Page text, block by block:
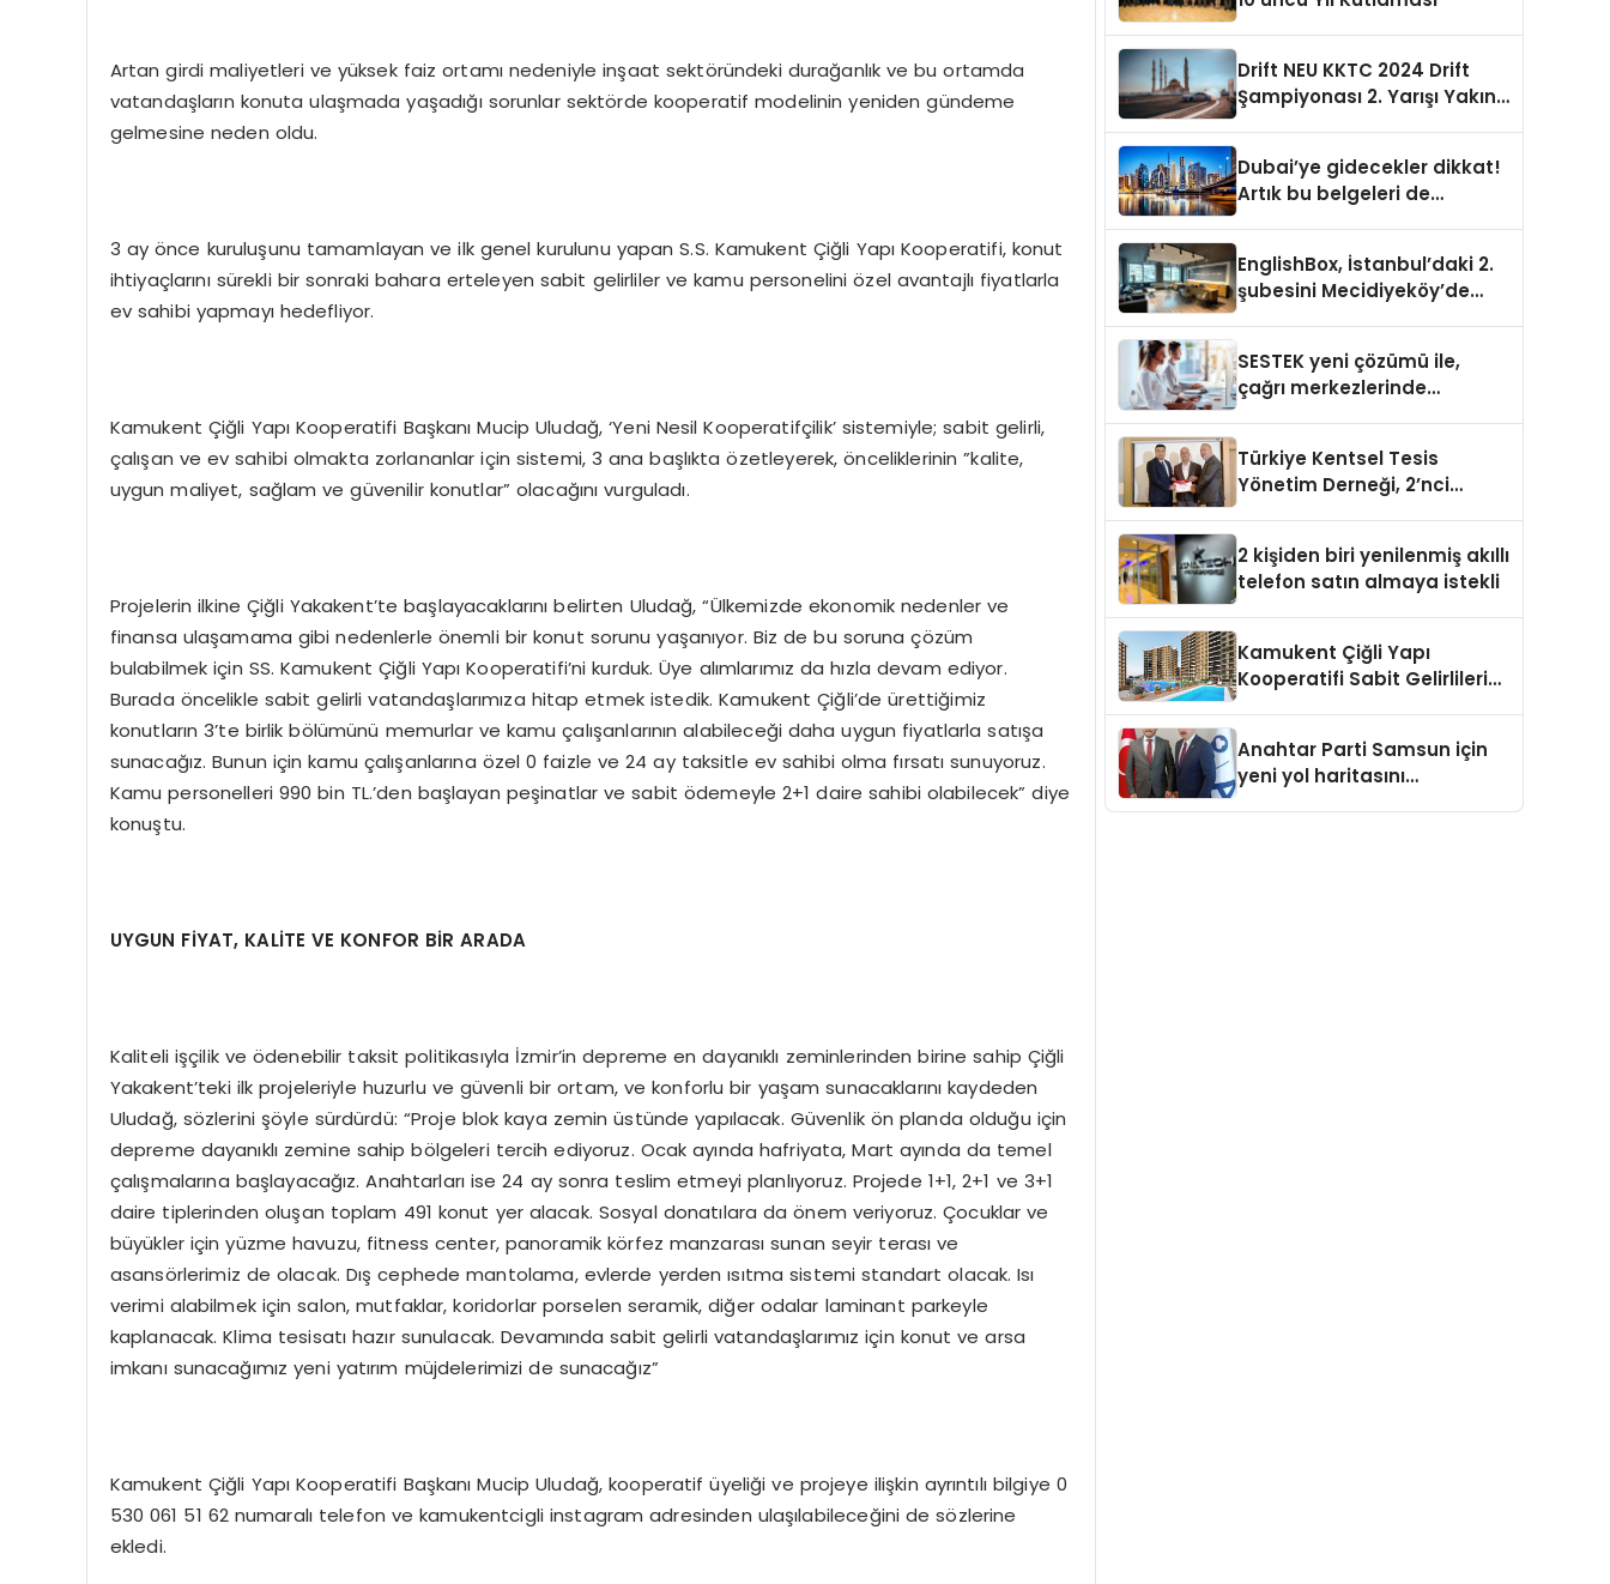
Artan girdi maliyetleri ve yüksek faiz ortamı nedeniyle inşaat sektöründeki durağanlık ve bu ortamda
vatandaşların konuta ulaşmada yaşadığı sorunlar sektörde kooperatif modelinin yeniden gündeme
gelmesine neden oldu.
3 ay önce kuruluşunu tamamlayan ve ilk genel kurulunu yapan S.S. Kamukent Çiğli Yapı Kooperatifi, konut
ihtiyaçlarını sürekli bir sonraki bahara erteleyen sabit gelirliler ve kamu personelini özel avantajlı fiyatlarla
ev sahibi yapmayı hedefliyor.
Kamukent Çiğli Yapı Kooperatifi Başkanı Mucip Uludağ, ‘Yeni Nesil Kooperatifçilik’ sistemiyle; sabit gelirli,
çalışan ve ev sahibi olmakta zorlananlar için sistemi, 3 ana başlıkta özetleyerek, önceliklerinin ”kalite,
uygun maliyet, sağlam ve güvenilir konutlar” olacağını vurguladı.
Projelerin ilkine Çiğli Yakakent’te başlayacaklarını belirten Uludağ, “Ülkemizde ekonomik nedenler ve
finansa ulaşamama gibi nedenlerle önemli bir konut sorunu yaşanıyor. Biz de bu soruna çözüm
bulabilmek için SS. Kamukent Çiğli Yapı Kooperatifi’ni kurduk. Üye alımlarımız da hızla devam ediyor.
Burada öncelikle sabit gelirli vatandaşlarımıza hitap etmek istedik. Kamukent Çiğli’de ürettiğimiz
konutların 3’te birlik bölümünü memurlar ve kamu çalışanlarının alabileceği daha uygun fiyatlarla satışa
sunacağız. Bunun için kamu çalışanlarına özel 0 faizle ve 24 ay taksitle ev sahibi olma fırsatı sunuyoruz.
Kamu personelleri 990 bin TL.’den başlayan peşinatlar ve sabit ödemeyle 2+1 daire sahibi olabilecek” diye
konuştu.
UYGUN FİYAT, KALİTE VE KONFOR BİR ARADA
Kaliteli işçilik ve ödenebilir taksit politikasıyla İzmir’in depreme en dayanıklı zeminlerinden birine sahip Çiğli
Yakakent’teki ilk projeleriyle huzurlu ve güvenli bir ortam, ve konforlu bir yaşam sunacaklarını kaydeden
Uludağ, sözlerini şöyle sürdürdü: “Proje blok kaya zemin üstünde yapılacak. Güvenlik ön planda olduğu için
depreme dayanıklı zemine sahip bölgeleri tercih ediyoruz. Ocak ayında hafriyata, Mart ayında da temel
çalışmalarına başlayacağız. Anahtarları ise 24 ay sonra teslim etmeyi planlıyoruz. Projede 1+1, 2+1 ve 3+1
daire tiplerinden oluşan toplam 491 konut yer alacak. Sosyal donatılara da önem veriyoruz. Çocuklar ve
büyükler için yüzme havuzu, fitness center, panoramik körfez manzarası sunan seyir terası ve
asansörlerimiz de olacak. Dış cephede mantolama, evlerde yerden ısıtma sistemi standart olacak. Isı
verimi alabilmek için salon, mutfaklar, koridorlar porselen seramik, diğer odalar laminant parkeyle
kaplanacak. Klima tesisatı hazır sunulacak. Devamında sabit gelirli vatandaşlarımız için konut ve arsa
imkanı sunacağımız yeni yatırım müjdelerimizi de sunacağız”
Kamukent Çiğli Yapı Kooperatifi Başkanı Mucip Uludağ, kooperatif üyeliği ve projeye ilişkin ayrıntılı bilgiye 0
530 061 51 62 numaralı telefon ve kamukentcigli instagram adresinden ulaşılabileceğini de sözlerine
ekledi.
Drift NEU KKTC 2024 Drift
Şampiyonası 2. Yarışı Yakın
Dubai’ye gidecekler dikkat!
Artık bu belgeleri de
EnglishBox, İstanbul’daki 2.
şubesini Mecidiyeköy’de
SESTEK yeni çözümü ile,
çağrı merkezlerinde
Türkiye Kentsel Tesis
Yönetim Derneği, 2’nci
2 kişiden biri yenilenmiş akıllı
telefon satın almaya istekli
Kamukent Çiğli Yapı
Kooperatifi Sabit Gelirlileri
Anahtar Parti Samsun için
yeni yol haritasını